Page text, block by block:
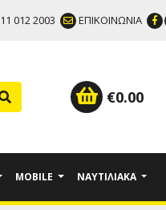
012 2003 ΕΠΙΚΟΙΝΩΝΙΑ
€0.00
MOBILE ΝΑΥΤΙΛΙΑΚΆ